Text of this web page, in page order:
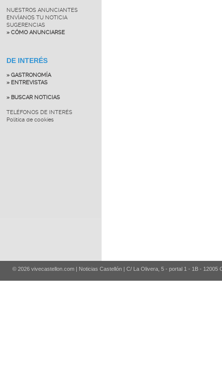
NUESTROS ANUNCIANTES
ENVÍANOS TU NOTICIA
SUGERENCIAS
» CÓMO ANUNCIARSE
DE INTERÉS
» GASTRONOMÍA
» ENTREVISTAS
» BUSCAR NOTICIAS
TELÉFONOS DE INTERÉS
Política de cookies
© 2026 vivecastellon.com | Noticias Castellón | C/ La Olivera, 5 - portal 1 - 1B - 12005